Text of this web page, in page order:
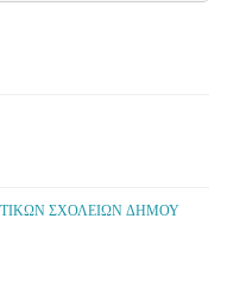
ΣΧΟΛΕΙΩΝ ΔΗΜΟΥ